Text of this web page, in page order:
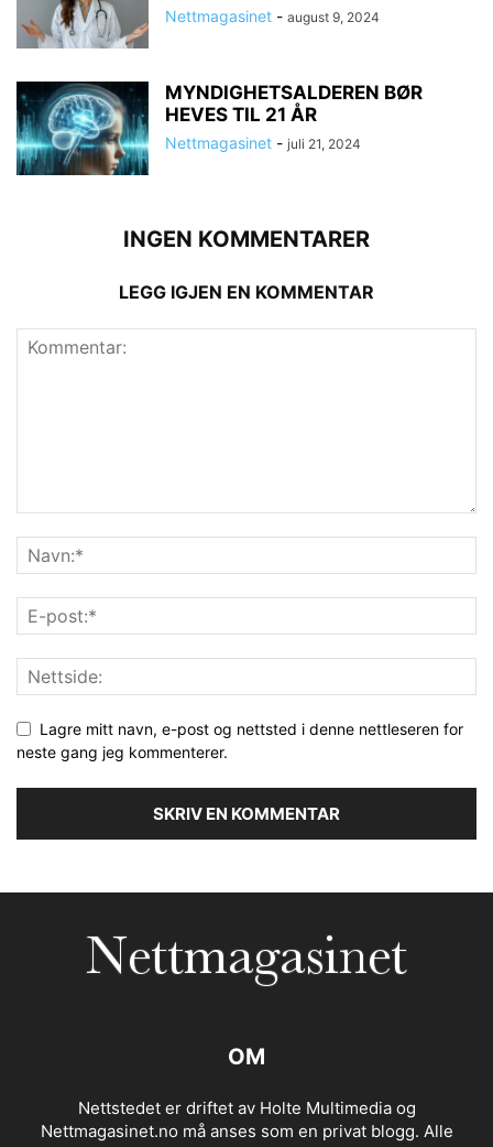
Nettmagasinet - august 9, 2024
MYNDIGHETSALDEREN BØR
HEVES TIL 21 ÅR
Nettmagasinet - juli 21, 2024
INGEN KOMMENTARER
LEGG IGJEN EN KOMMENTAR
Lagre mitt navn, e-post og nettsted i denne nettleseren for
neste gang jeg kommenterer.
OM
Nettstedet er driftet av Holte Multimedia og
Nettmagasinet.no må anses som en privat blogg. Alle